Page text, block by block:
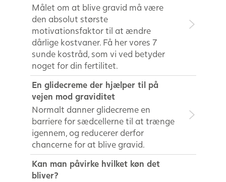
Målet om at blive gravid må være
den absolut største
motivationsfaktor til at ændre
dårlige kostvaner. Få her vores 7
sunde kostråd, som vi ved betyder
noget for din fertilitet.
En glidecreme der hjælper til på
vejen mod graviditet
Normalt danner glidecreme en
barriere for sædcellerne til at trænge
igennem, og reducerer derfor
chancerne for at blive gravid.
Kan man påvirke hvilket køn det
bliver?